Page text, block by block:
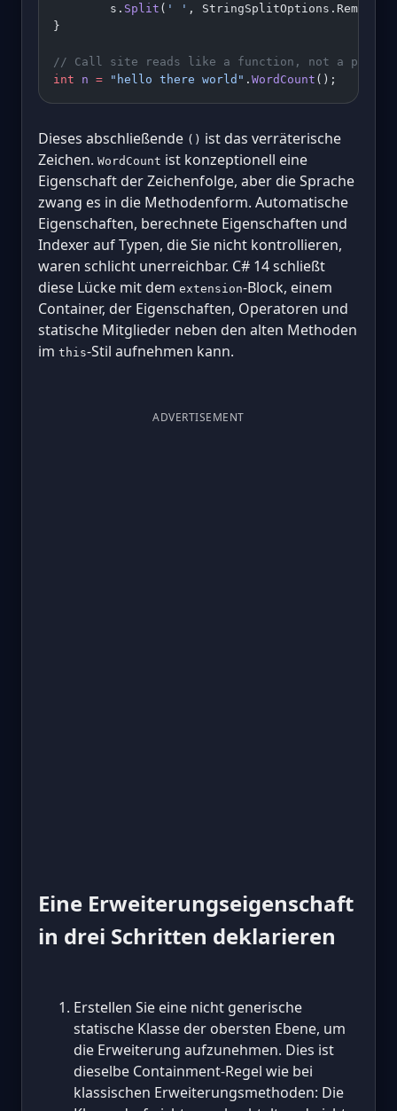
        s.
Split ( ' ' ,
}
// Call site reads like a function, not a
int n = "hello there world" . WordCount ();
Dieses abschließende () ist das verräterische
Zeichen. WordCount ist konzeptionell eine
Eigenschaft der Zeichenfolge, aber die Sprache
zwang es in die Methodenform. Automatische
Eigenschaften, berechnete Eigenschaften und
Indexer auf Typen, die Sie nicht kontrollieren,
waren schlicht unerreichbar. C# 14 schließt
diese Lücke mit dem extension-Block, einem
Container, der Eigenschaften, Operatoren und
statische Mitglieder neben den alten Methoden
im this-Stil aufnehmen kann.
ADVERTISEMENT
Eine Erweiterungseigenschaft
in drei Schritten deklarieren
Erstellen Sie eine nicht generische
statische Klasse der obersten Ebene, um
die Erweiterung aufzunehmen. Dies ist
dieselbe Containment-Regel wie bei
klassischen Erweiterungsmethoden: Die